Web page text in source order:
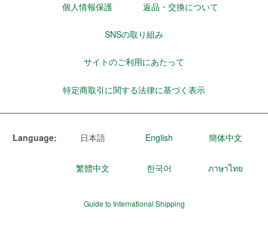
個人情報保護 返品・交換について
SNSの取り組み
サイトのご利用にあたって
特定商取引に関する法律に基づく表示
Language: 日本語 English 簡体中文
繁體中文 한국어 ภาษาไทย
Guide to International Shipping